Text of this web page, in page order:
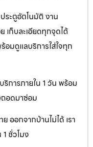
ระตูอัตโนมัติ งาน
เก็บละเอียดทุกจุดได้
มดูแลบริการใส่ใจทุก
การภายใน 1 วัน พร้อม
ถอดมาซ่อม
ออกจากบ้านไม่ได้ เรา
ชั่วโมง